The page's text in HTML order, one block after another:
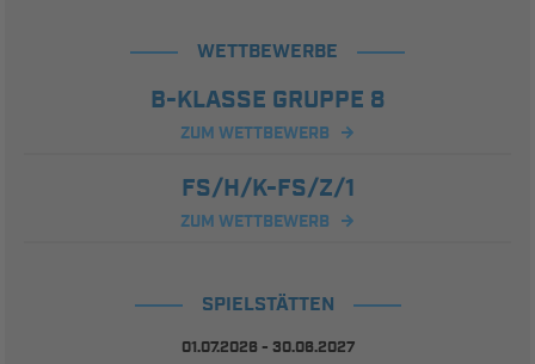
WETTBEWERBE
B-KLASSE GRUPPE 8
ZUM WETTBEWERB
FS/H/K-FS/Z/1
ZUM WETTBEWERB
SPIELSTÄTTEN
01.07.2026 - 30.06.2027